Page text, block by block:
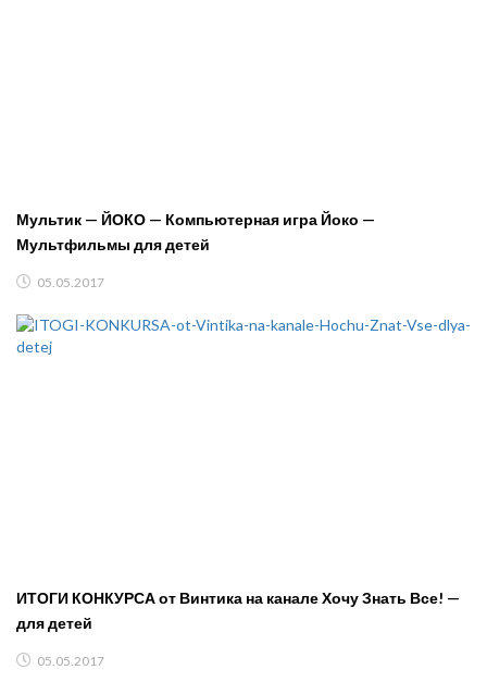
Мультик — ЙОКО — Компьютерная игра Йоко —
Мультфильмы для детей
05.05.2017
ИТОГИ КОНКУРСА от Винтика на канале Хочу Знать Все! —
для детей
05.05.2017